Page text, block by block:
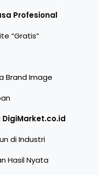
Profesional
“Gratis”
Brand Image
di Industri
Hasil Nyata